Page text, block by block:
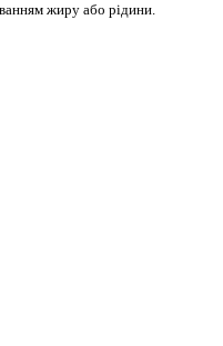
жиру або рідини.